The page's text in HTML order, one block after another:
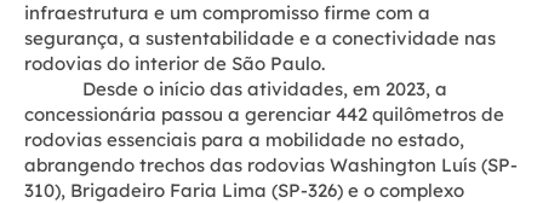
infraestrutura e um compromisso firme com a
segurança, a sustentabilidade e a conectividade nas
rodovias do interior de São Paulo.
Desde o início das atividades, em 2023, a
concessionária passou a gerenciar 442 quilômetros de
rodovias essenciais para a mobilidade no estado,
abrangendo trechos das rodovias Washington Luís (SP-
310), Brigadeiro Faria Lima (SP-326) e o complexo